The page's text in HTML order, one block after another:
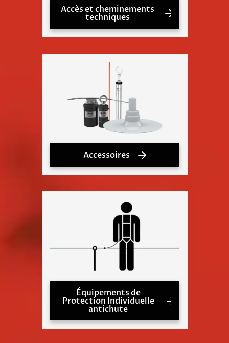
Accès et cheminements
techniques
Accessoires
Équipements de
Protection Individuelle
antichute